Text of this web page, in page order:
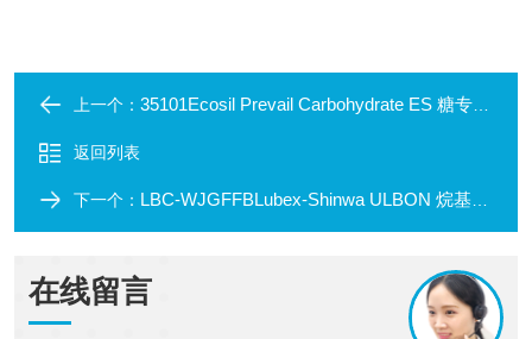
上一个： 35101Ecosil Prevail Carbohydrate ES 糖专用柱
返回列表
下一个： LBC-WJGFFBLubex-Shinwa ULBON 烷基汞专用分析方法包
在线留言